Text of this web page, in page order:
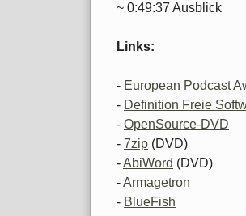
~ 0:49:37 Ausblick
Links:
- European Podcast
- Definition Freie
- OpenSource-DVD
- 7zip (DVD)
-AbiWord (DVD)
-Armagetron
- BlueFish